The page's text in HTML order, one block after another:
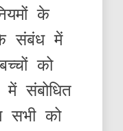
के
संबंध में
को
संबोधित
सभी को